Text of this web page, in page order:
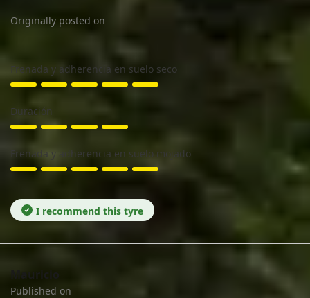
I recommend this tyre
Frenada y adherencia en suelo seco
Duración
Frenada y adherencia en suelo mojado
Originally posted on
Mauricio
Published on